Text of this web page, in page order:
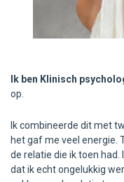
Ik ben Klinisch
op.
Ik combineerde dit met
het gaf me veel energie.
de relatie die ik toen
dat ik echt ongelukkig